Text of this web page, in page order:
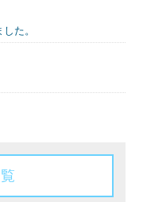
た。